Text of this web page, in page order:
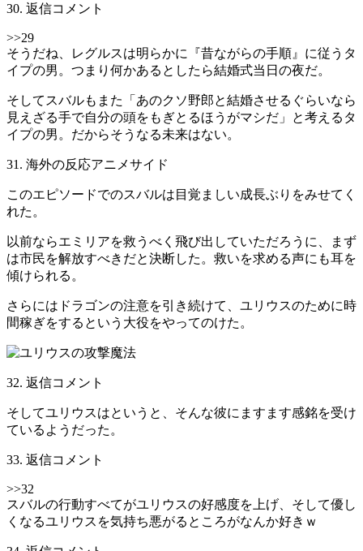
30. 返信コメント
>>29
そうだね、レグルスは明らかに『昔ながらの手順』に従うタ
イプの男。つまり何かあるとしたら結婚式当日の夜だ。
そしてスバルもまた「あのクソ野郎と結婚させるぐらいなら
見えざる手で自分の頭をもぎとるほうがマシだ」と考えるタ
イプの男。だからそうなる未来はない。
31. 海外の反応アニメサイド
このエピソードでのスバルは目覚ましい成長ぶりをみせてく
れた。
以前ならエミリアを救うべく飛び出していただろうに、まず
は市民を解放すべきだと決断した。救いを求める声にも耳を
傾けられる。
さらにはドラゴンの注意を引き続けて、ユリウスのために時
間稼ぎをするという大役をやってのけた。
32. 返信コメント
そしてユリウスはというと、そんな彼にますます感銘を受け
ているようだった。
33. 返信コメント
>>32
スバルの行動すべてがユリウスの好感度を上げ、そして優し
くなるユリウスを気持ち悪がるところがなんか好きｗ